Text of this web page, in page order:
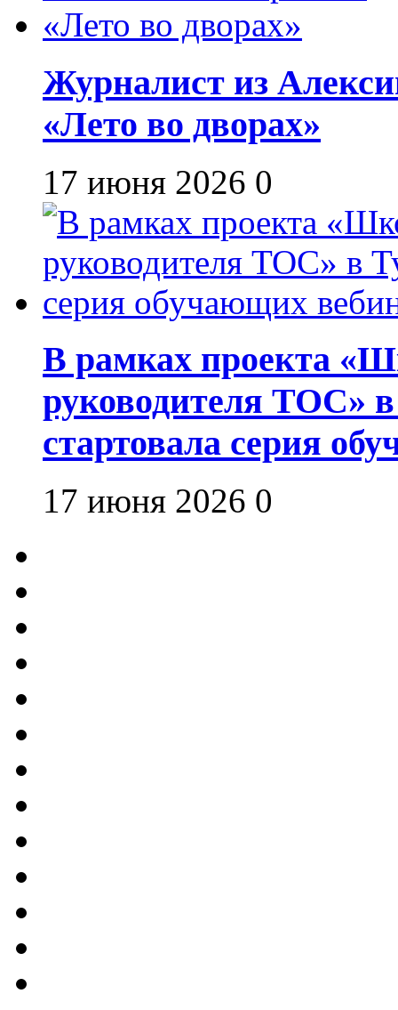
Журналист из
«Лето во дворах»
17 июня 2026 0
В рамках проекта
руководителя ТОС»
стартовала серия
17 июня 2026 0